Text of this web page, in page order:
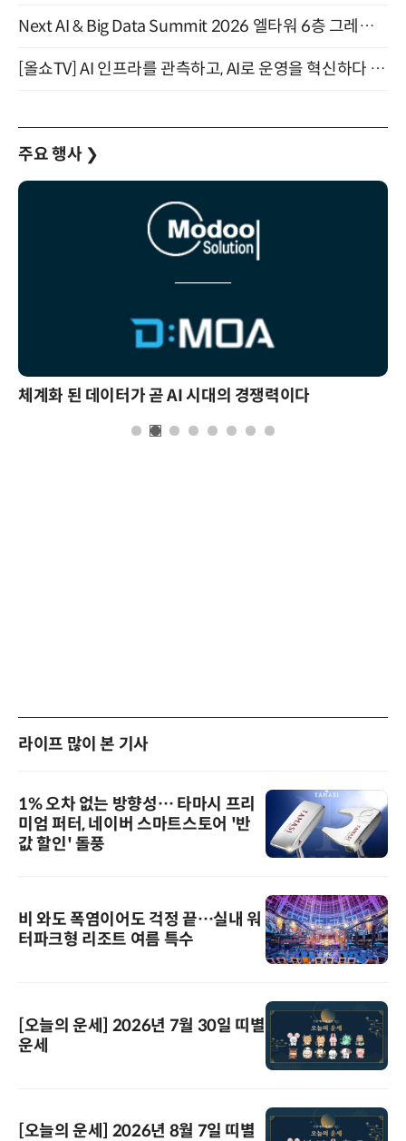
Next AI & Big Data Summit 2026 엘타워 6층 그레이스홀 개최 (9/18)
[올쇼TV] AI 인프라를 관측하고, AI로 운영을 혁신하다 (8월 11일 생방송)
주요 행사 ❯
체계화 된 데이터가 곧 AI 시대의 경쟁력이다
라이프 많이 본 기사
1% 오차 없는 방향성… 타마시 프리
미엄 퍼터, 네이버 스마트스토어 '반
값 할인' 돌풍
비 와도 폭염이어도 걱정 끝…실내 워
터파크형 리조트 여름 특수
[오늘의 운세] 2026년 7월 30일 띠별
운세
[오늘의 운세] 2026년 8월 7일 띠별